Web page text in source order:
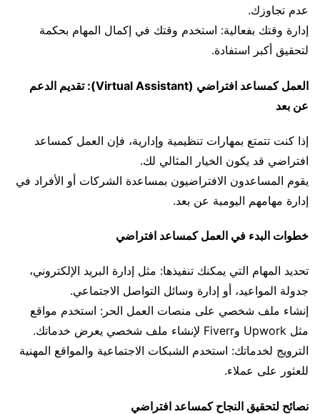
عدم تجاوزك.
إدارة وقتك بفعالية: استخدم وقتك في إكمال المهام بحكمة
لتحقيق أكبر استفادة.
العمل كمساعد افتراضي (Virtual Assistant): تقديم الدعم
عن بعد
إذا كنت تتمتع بمهارات تنظيمية وإدارية، فإن العمل كمساعد
افتراضي قد يكون الخيار المثالي لك.
يقوم المساعدون الافتراضيون بمساعدة الشركات أو الأفراد في
إدارة مهامهم اليومية عن بعد.
خطوات البدء في العمل كمساعد افتراضي
تحديد المهام التي يمكنك تنفيذها: مثل إدارة البريد الإلكتروني،
جدولة المواعيد، أو إدارة وسائل التواصل الاجتماعي.
إنشاء ملف شخصي على منصات العمل الحر: استخدم مواقع
مثل Upwork وFiverr لإنشاء ملف شخصي يعرض خدماتك.
الترويج لخدماتك: استخدم الشبكات الاجتماعية والمواقع المهنية
للعثور على عملاء.
نصائح لتحقيق النجاح كمساعد افتراضي